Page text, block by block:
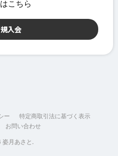
ー
特定商取引法に基づく表示
お問い合わせ
月あさと.